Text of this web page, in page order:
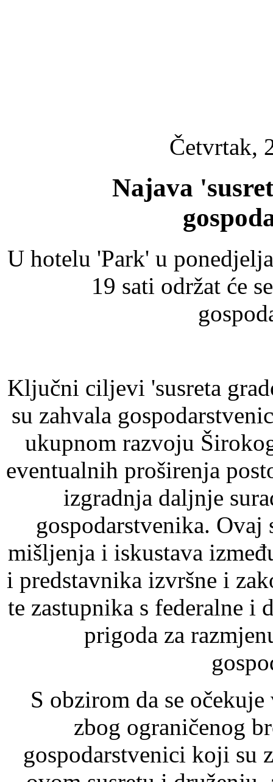
Četvrtak,
Najava
U hotelu 'Park' u
19 sati održat će
Ključni ciljevi 'susreta
su zahvala
ukupnom razvoju
eventualnih proširenja
izgradnja daljnje
gospodarstvenika. Ovaj
mišljenja i iskustava
i predstavnika izvršne i
te zastupnika s federalne i
prigoda za
S obzirom da se
zbog ograničenog
gospodarstvenici koji su